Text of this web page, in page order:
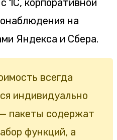
на
Яндекса и Сбера.
всегда
индивидуально
пакеты содержат
функций, а